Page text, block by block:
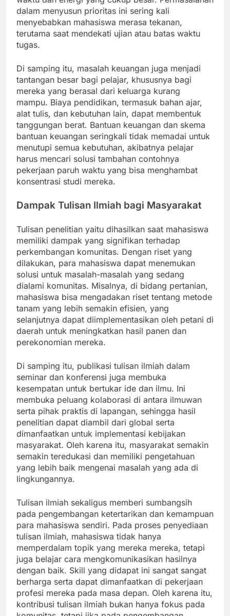
dalam menyusun prioritas ini sering kali
menyebabkan mahasiswa merasa tekanan,
terutama saat mendekati ujian atau batas waktu
tugas.
Di samping itu, masalah keuangan juga menjadi
tantangan besar bagi pelajar, khususnya bagi
mereka yang berasal dari keluarga kurang
mampu. Biaya pendidikan, termasuk bahan ajar,
alat tulis, dan kebutuhan lain, dapat membentuk
tanggungan berat. Bantuan keuangan dan skema
bantuan keuangan seringkali tidak memadai untuk
menutupi semua kebutuhan, akibatnya pelajar
harus mencari solusi tambahan contohnya
pekerjaan paruh waktu yang bisa menghambat
konsentrasi studi mereka.
Dampak Tulisan Ilmiah bagi Masyarakat
Tulisan penelitian yaitu dihasilkan saat mahasiswa
memiliki dampak yang signifikan terhadap
perkembangan komunitas. Dengan riset yang
dilakukan, para mahasiswa dapat menemukan
solusi untuk masalah-masalah yang sedang
dialami komunitas. Misalnya, di bidang pertanian,
mahasiswa bisa mengadakan riset tentang metode
tanam yang lebih semakin efisien, yang
selanjutnya dapat diimplementasikan oleh petani di
daerah untuk meningkatkan hasil panen dan
perekonomian mereka.
Di samping itu, publikasi tulisan ilmiah dalam
seminar dan konferensi juga membuka
kesempatan untuk bertukar ide dan ilmu. Ini
membuka peluang kolaborasi di antara ilmuwan
serta pihak praktis di lapangan, sehingga hasil
penelitian dapat diambil dari global serta
dimanfaatkan untuk implementasi kebijakan
masyarakat. Oleh karena itu, masyarakat semakin
semakin teredukasi dan memiliki pengetahuan
yang lebih baik mengenai masalah yang ada di
lingkungannya.
Tulisan ilmiah sekaligus memberi sumbangsih
pada pengembangan ketertarikan dan kemampuan
para mahasiswa sendiri. Pada proses penyediaan
tulisan ilmiah, mahasiswa tidak hanya
memperdalam topik yang mereka mereka, tetapi
juga belajar cara mengkomunikasikan hasilnya
dengan baik. Skill yang didapat ini sangat sangat
berharga serta dapat dimanfaatkan di pekerjaan
profesi mereka pada masa depan. Oleh karena itu,
kontribusi tulisan ilmiah bukan hanya fokus pada